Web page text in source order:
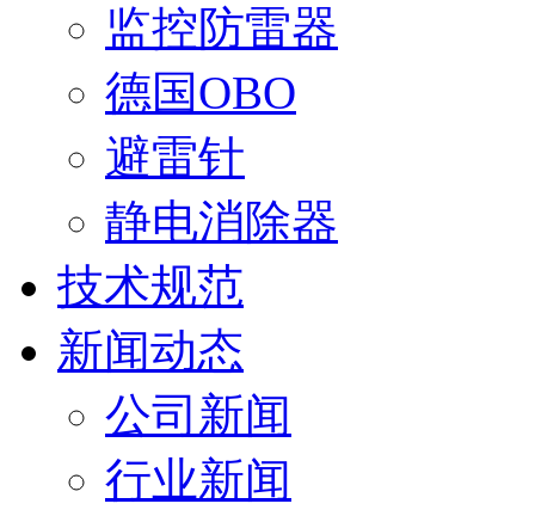
监控防雷器
德国OBO
避雷针
静电消除器
技术规范
新闻动态
公司新闻
行业新闻